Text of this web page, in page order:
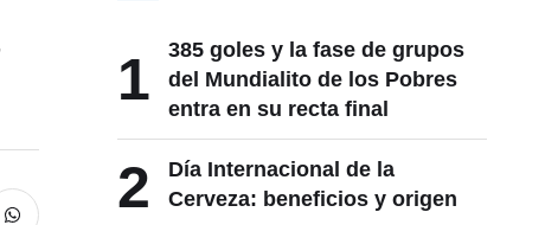
1
385 goles y la fase de grupos
del Mundialito de los Pobres
entra en su recta final
2
Día Internacional de la
Cerveza: beneficios y origen